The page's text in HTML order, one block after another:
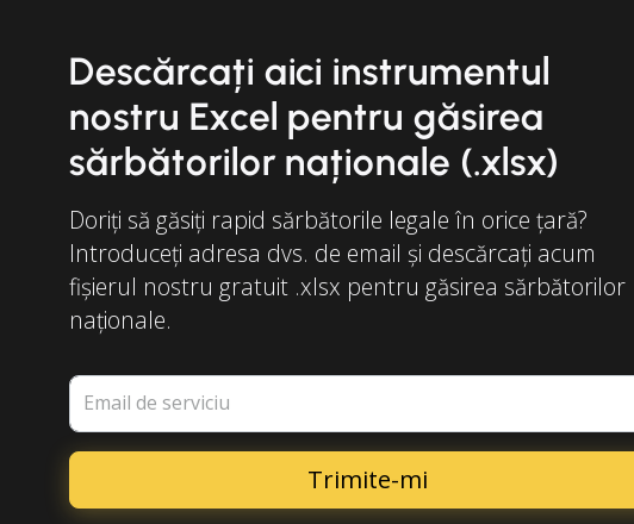
Descărcați aici instrumentul
nostru Excel pentru găsirea
sărbătorilor naționale (.xlsx)
Doriți să găsiți rapid sărbătorile legale în orice țară?
Introduceți adresa dvs. de email și descărcați acum
fișierul nostru gratuit .xlsx pentru găsirea sărbătorilor
naționale.
Email de serviciu